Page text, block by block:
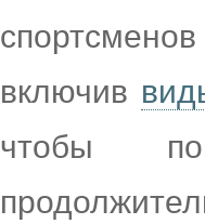
включив
чтобы